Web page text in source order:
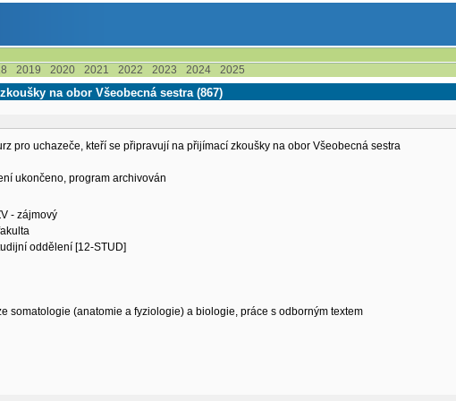
2019 2020 2021 2022 2023 2024 2025
na obor Všeobecná sestra (867)
pro uchazeče, kteří se připravují na přijímací zkoušky na obor Všeobecná sestra
ukončeno, program archivován
- zájmový
oddělení [12-STUD]
somatologie (anatomie a fyziologie) a biologie, práce s odborným textem